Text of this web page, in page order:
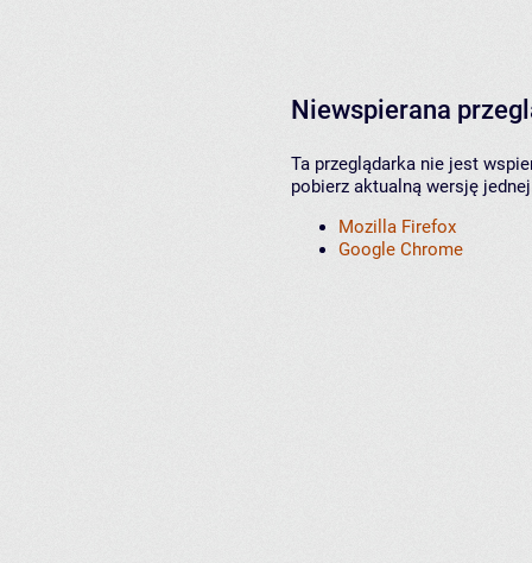
Niewspierana
Ta przeglądarka nie jest
pobierz aktualną wersję
Mozilla Firefox
Google Chrome